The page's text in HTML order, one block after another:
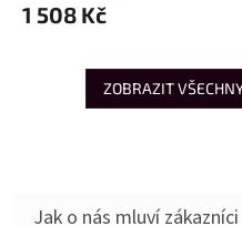
1 508 Kč
ZOBRAZIT